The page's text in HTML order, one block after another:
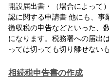
開設届出書・（場合によって
認に関する申請書 他にも、事
徴収税の申告などといった、
になります。税務署への届出
っては切っても切り離せない
相続税申告書の作成